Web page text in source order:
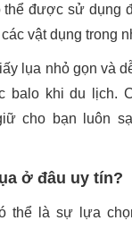
thể được sử dụng
vật dụng trong
lụa nhỏ gọn và
balo khi du lịch.
cho bạn luôn
ở đâu uy tín?
thể là sự lựa